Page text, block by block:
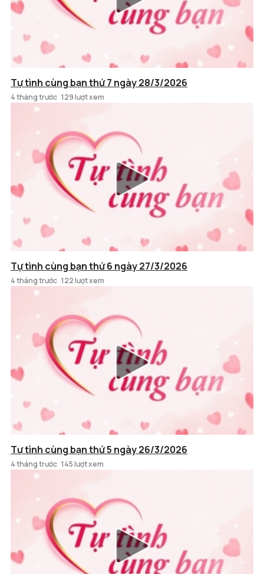
Tự tình cùng bạn thứ 7 ngày 28/3/2026
4 tháng trước 129 lượt xem
Tự tình cùng bạn thứ 6 ngày 27/3/2026
4 tháng trước 122 lượt xem
Tự tình cùng bạn thứ 5 ngày 26/3/2026
4 tháng trước 145 lượt xem